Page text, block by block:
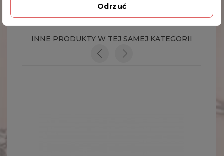
INNE PRODUKTY W TEJ SAMEJ KATEGORII
Odrzuć